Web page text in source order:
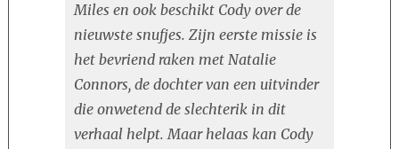
Miles en ook beschikt Cody over de
nieuwste snufjes. Zijn eerste missie is
het bevriend raken met Natalie
Connors, de dochter van een uitvinder
die onwetend de slechterik in dit
verhaal helpt. Maar helaas kan Cody